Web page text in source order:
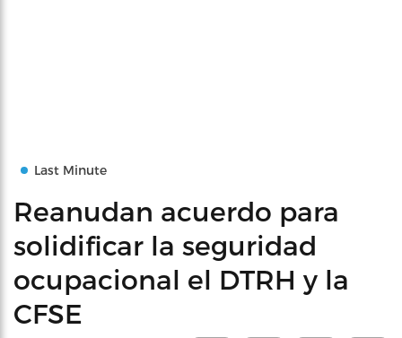
Last Minute
Reanudan acuerdo para
solidificar la seguridad
ocupacional el DTRH y la
CFSE